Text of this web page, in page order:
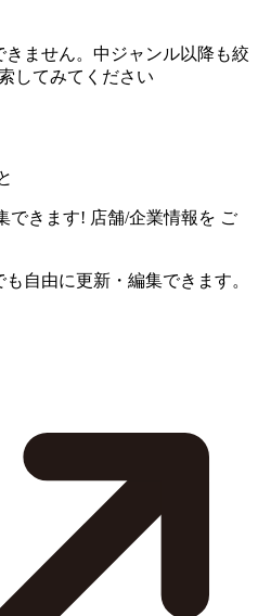
ません。中ジャンル以降も絞
してみてください
できます! 店舗/企業情報を ご
自由に更新・編集できます。